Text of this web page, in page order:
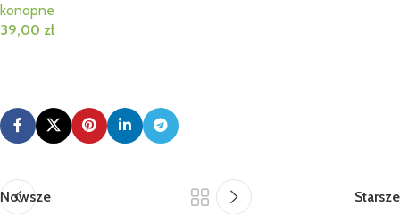
konopne
39,00 zł
Nowsze Starsze